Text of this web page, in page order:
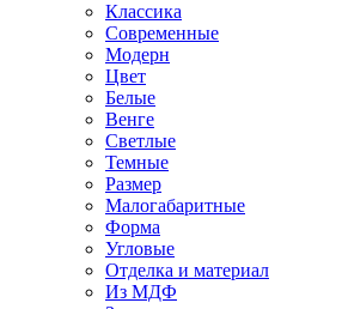
Классика
Современные
Модерн
Цвет
Белые
Венге
Светлые
Темные
Размер
Малогабаритные
Форма
Угловые
Отделка и материал
Из МДФ